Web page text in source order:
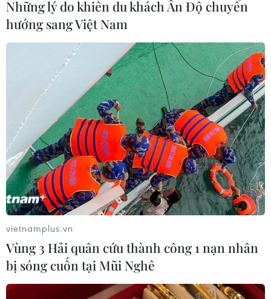
Kinh tế Trung Quốc có thể tiếp tục giảm
tốc trong quý 4
14/11/2019 12:08
Tăng trưởng doanh số bán lẻ của Trung Quốc trở về
gần mức “đáy” của 16 năm, tăng 7,2% so với cùng kỳ
năm ngoái, nhưng thấp hơn mức tăng của tháng trước
đó 0,6%.
Những lý do khiến du khách Ấn Độ chuyển
hướng sang Việt Nam
vietnamplus.vn
Vùng 3 Hải quân cứu thành công 1 nạn nhân
bị sóng cuốn tại Mũi Nghê